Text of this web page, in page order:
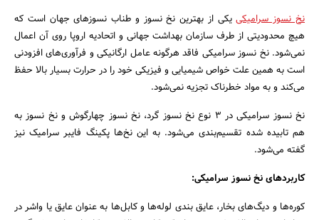
نخ نسوز سرامیکییکی از بهترین نخ نسوز و طناب نسوزهای جهان است که
هیچ محدودیتی از طرف سازمان بهداشت جهانی و اتحادیه اروپا روی آن اعمال
نمی‌شود. نخ نسوز سرامیکی فاقد هرگونه عامل ارگانیکی و فرآوری‌های افزودنی
است به همین علت خواص شیمیایی و فیزیکی خود را در حرارت بسیار بالا حفظ
می‌کند و به مواد خطرناک تجزیه نمی‌شود.
نخ نسوز سرامیکی در ۳ نوع نخ نسوز گرد، نخ نسوز چهارگوش و نخ نسوز به
هم تابیده شده تقسیم‌بندی می‌شود. به این نخ‌ها پکینگ فایبر سرامیک نیز
گفته می‌شود.
کاربردهای نخ نسوز سرامیکی:
کوره‌ها و دیگ‌های بخار، عایق بندی لوله‌ها و کابل‌ها به عنوان عایق یا واشر در